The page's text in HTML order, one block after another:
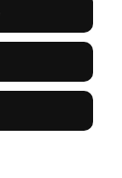
669-050-03-43